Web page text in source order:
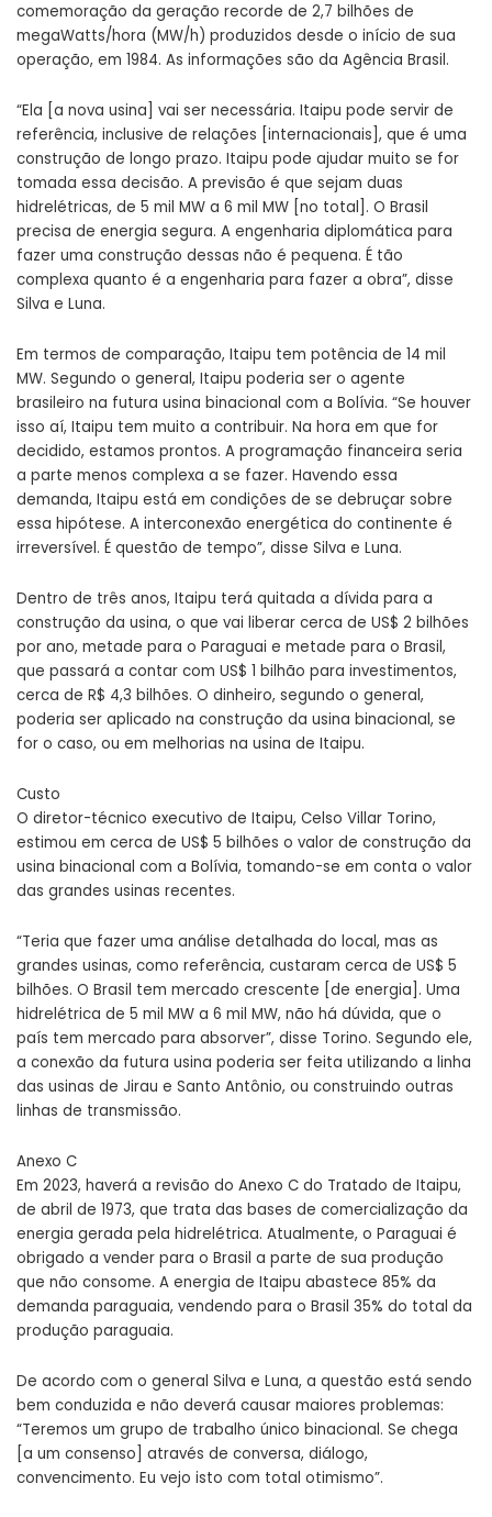
comemoração da geração recorde de 2,7 bilhões de
megaWatts/hora (MW/h) produzidos desde o início de sua
operação, em 1984. As informações são da Agência Brasil.
“Ela [a nova usina] vai ser necessária. Itaipu pode servir de
referência, inclusive de relações [internacionais], que é uma
construção de longo prazo. Itaipu pode ajudar muito se for
tomada essa decisão. A previsão é que sejam duas
hidrelétricas, de 5 mil MW a 6 mil MW [no total]. O Brasil
precisa de energia segura. A engenharia diplomática para
fazer uma construção dessas não é pequena. É tão
complexa quanto é a engenharia para fazer a obra”, disse
Silva e Luna.
Em termos de comparação, Itaipu tem potência de 14 mil
MW. Segundo o general, Itaipu poderia ser o agente
brasileiro na futura usina binacional com a Bolívia. “Se houver
isso aí, Itaipu tem muito a contribuir. Na hora em que for
decidido, estamos prontos. A programação financeira seria
a parte menos complexa a se fazer. Havendo essa
demanda, Itaipu está em condições de se debruçar sobre
essa hipótese. A interconexão energética do continente é
irreversível. É questão de tempo”, disse Silva e Luna.
Dentro de três anos, Itaipu terá quitada a dívida para a
construção da usina, o que vai liberar cerca de US$ 2 bilhões
por ano, metade para o Paraguai e metade para o Brasil,
que passará a contar com US$ 1 bilhão para investimentos,
cerca de R$ 4,3 bilhões. O dinheiro, segundo o general,
poderia ser aplicado na construção da usina binacional, se
for o caso, ou em melhorias na usina de Itaipu.
Custo
O diretor-técnico executivo de Itaipu, Celso Villar Torino,
estimou em cerca de US$ 5 bilhões o valor de construção da
usina binacional com a Bolívia, tomando-se em conta o valor
das grandes usinas recentes.
“Teria que fazer uma análise detalhada do local, mas as
grandes usinas, como referência, custaram cerca de US$ 5
bilhões. O Brasil tem mercado crescente [de energia]. Uma
hidrelétrica de 5 mil MW a 6 mil MW, não há dúvida, que o
país tem mercado para absorver”, disse Torino. Segundo ele,
a conexão da futura usina poderia ser feita utilizando a linha
das usinas de Jirau e Santo Antônio, ou construindo outras
linhas de transmissão.
Anexo C
Em 2023, haverá a revisão do Anexo C do Tratado de Itaipu,
de abril de 1973, que trata das bases de comercialização da
energia gerada pela hidrelétrica. Atualmente, o Paraguai é
obrigado a vender para o Brasil a parte de sua produção
que não consome. A energia de Itaipu abastece 85% da
demanda paraguaia, vendendo para o Brasil 35% do total da
produção paraguaia.
De acordo com o general Silva e Luna, a questão está sendo
bem conduzida e não deverá causar maiores problemas:
“Teremos um grupo de trabalho único binacional. Se chega
[a um consenso] através de conversa, diálogo,
convencimento. Eu vejo isto com total otimismo”.